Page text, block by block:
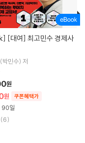
박민수) 저
원 쿠폰혜택가
원
90일
(6)